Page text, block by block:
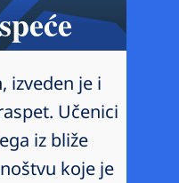
izveden je i
Učenici
iz bliže
koje je